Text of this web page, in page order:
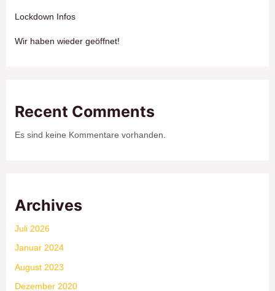
Lockdown Infos
Wir haben wieder geöffnet!
Recent Comments
Es sind keine Kommentare vorhanden.
Archives
Juli 2026
Januar 2024
August 2023
Dezember 2020